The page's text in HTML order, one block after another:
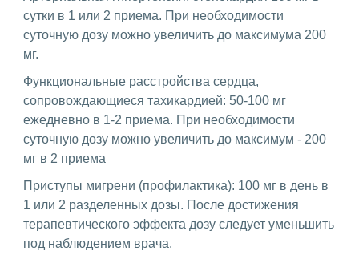
сутки в 1 или 2 приема. При необходимости
суточную дозу можно увеличить до максимума 200
мг.
Функциональные расстройства сердца,
сопровождающиеся тахикардией: 50-100 мг
ежедневно в 1-2 приема. При необходимости
суточную дозу можно увеличить до максимум - 200
мг в 2 приема
Приступы мигрени (профилактика): 100 мг в день в
1 или 2 разделенных дозы. После достижения
терапевтического эффекта дозу следует уменьшить
под наблюдением врача.